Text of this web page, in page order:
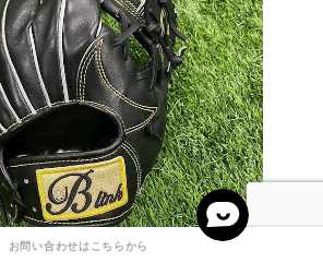
お問い合わせはこちらから